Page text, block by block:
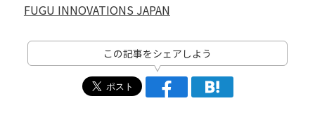
FUGU INNOVATIONS JAPAN
この記事をシェアしよう